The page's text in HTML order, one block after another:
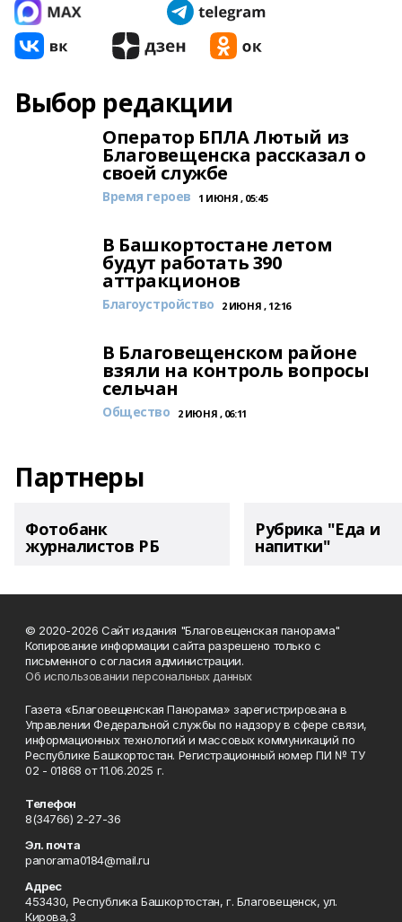
Выбор редакции
Оператор БПЛА Лютый из
Благовещенска рассказал о
своей службе
Время героев 1 ИЮНЯ , 05:45
В Башкортостане летом
будут работать 390
аттракционов
Благоустройство 2 ИЮНЯ , 12:16
В Благовещенском районе
взяли на контроль вопросы
сельчан
Общество 2 ИЮНЯ , 06:11
Партнеры
Фотобанк
журналистов РБ
Рубрика "Еда и
напитки"
© 2020-2026 Сайт издания "Благовещенская панорама"
Копирование информации сайта разрешено только с
письменного согласия администрации.
Об использовании персональных данных
Газета «Благовещенская Панорама» зарегистрирована в
Управлении Федеральной службы по надзору в сфере связи,
информационных технологий и массовых коммуникаций по
Республике Башкортостан. Регистрационный номер ПИ № ТУ
02 - 01868 от 11.06.2025 г.
Телефон
8(34766) 2-27-36
Эл. почта
panorama0184@mail.ru
Адрес
453430, Республика Башкортостан, г. Благовещенск, ул.
Кирова,3